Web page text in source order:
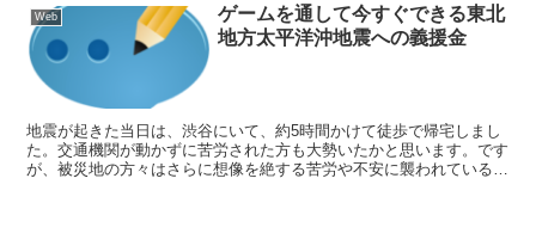
Web
ゲームを通して今すぐできる東北
地方太平洋沖地震への義援金
地震が起きた当日は、渋谷にいて、約5時間かけて徒歩で帰宅しまし
た。交通機関が動かずに苦労された方も大勢いたかと思います。です
が、被災地の方々はさらに想像を絶する苦労や不安に襲われているは